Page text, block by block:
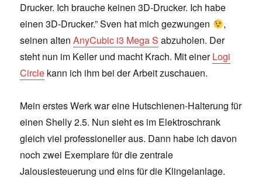
Drucker. Ich brauche keinen 3D-Drucker. Ich habe
einen 3D-Drucker.” Sven hat mich gezwungen
,
seinen altenAnyCubic i3 Mega S abzuholen. Der
steht nun im Keller und macht Krach. Mit einerLogi
Circle kann ich ihm bei der Arbeit zuschauen.
Mein erstes Werk war eine Hutschienen-Halterung für
einen Shelly 2.5. Nun sieht es im Elektroschrank
gleich viel professioneller aus. Dann habe ich davon
noch zwei Exemplare für die zentrale
Jalousiesteuerung und eins für die Klingelanlage.